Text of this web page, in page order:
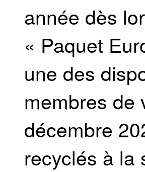
année dès
« Paquet
une des
membres de
décembre
recyclés à la